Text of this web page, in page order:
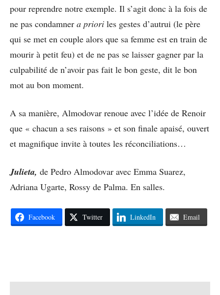
pour reprendre notre exemple. Il s’agit donc à la fois de
ne pas condamner a priori les gestes d’autrui (le père
qui se met en couple alors que sa femme est en train de
mourir à petit feu) et de ne pas se laisser gagner par la
culpabilité de n’avoir pas fait le bon geste, dit le bon
mot au bon moment.
A sa manière, Almodovar renoue avec l’idée de Renoir
que « chacun a ses raisons » et son finale apaisé, ouvert
et magnifique invite à toutes les réconciliations…
Julieta, de Pedro Almodovar avec Emma Suarez,
Adriana Ugarte, Rossy de Palma. En salles.
Facebook Twitter LinkedIn Email